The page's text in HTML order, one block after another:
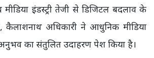
इंडस्ट्री तेजी से डिजिटल बदलाव के
कैलाशनाथ अधिकारी ने आधुनिक मीडिया
का संतुलित उदाहरण पेश किया है।